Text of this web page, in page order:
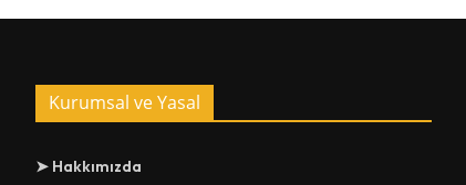
Kurumsal ve Yasal
➤ Hakkımızda